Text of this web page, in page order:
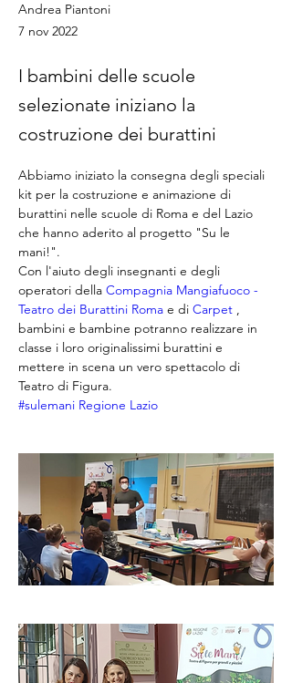
Andrea Piantoni
7 nov 2022
I bambini delle scuole
selezionate iniziano la
costruzione dei burattini
Abbiamo iniziato la consegna degli speciali
kit per la costruzione e animazione di
burattini nelle scuole di Roma e del Lazio
che hanno aderito al progetto "Su le
mani!".
Con l'aiuto degli insegnanti e degli
operatori della Compagnia Mangiafuoco -
Teatro dei Burattini Roma e di Carpet ,
bambini e bambine potranno realizzare in
classe i loro originalissimi burattini e
mettere in scena un vero spettacolo di
Teatro di Figura.
#sulemani Regione Lazio